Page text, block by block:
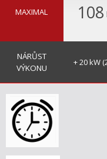
MAXIMAL 108
NÁRŮST
VÝKONU
+ 20 kW